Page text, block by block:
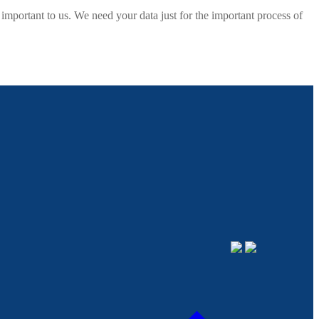
to us. We need your data just for the important process of